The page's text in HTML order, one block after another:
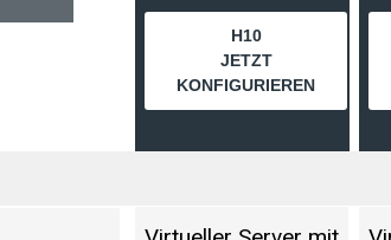
H10
JETZT
KONFIGURIEREN